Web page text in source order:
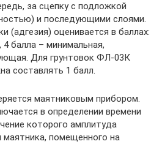
за сцепку с подложкой
и последующими слоями.
(адгезия) оценивается в баллах:
балла – минимальная,
Для грунтовок ФЛ-03К
составлять 1 балл.
маятниковым прибором.
в определении времени
которого амплитуда
помещенного на